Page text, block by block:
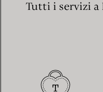
Tutti i servizi a